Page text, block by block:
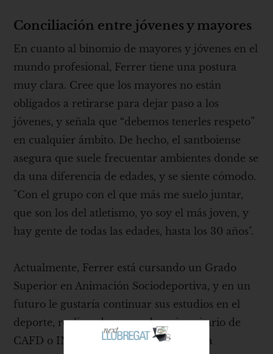
Conciliación entre jóvenes y mayores
En cuanto al binomio de mayores y jóvenes en el
mundo profesional, Ferrer tiene una postura
muy clara. Cree que los mayores no están
obligados a retirarse para dejar paso a los
jóvenes, y señala que “debemos tenerles respeto”
en cualquier ámbito. De hecho, el santboiense
asegura que suele frecuentar ambientes donde se
da una diferencia de edades, y se siente cómodo.
"Con el grupo con el que más me suelo juntar,
que son los del atletismo, yo soy el más joven, y
hay gente de todas las edades, hasta los 30 años".
Actualmente, Ferrer está cursando un Grado
Superior en Animación Sociodeportiva, y en un
futuro le gustaría continuar sus estudios en el
deporte, realizando un grado universitario de
CAFD o INEF. Además, complementa la